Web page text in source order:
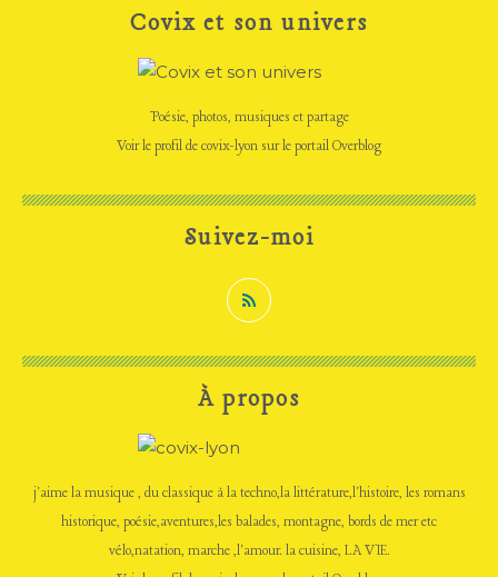
Covix et son univers
Poésie, photos, musiques et partage
Voir le profil decovix-lyon sur le portail Overblog
Suivez-moi
À propos
j'aime la musique , du classique à la techno,la littérature,l'histoire, les romans
historique, poésie,aventures,les balades, montagne, bords de mer etc
vélo,natation, marche ,l'amour. la cuisine, LA VIE.